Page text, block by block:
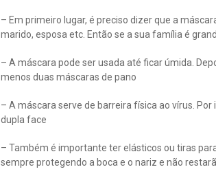
– Em primeiro lugar, é preciso dizer que a
marido, esposa etc. Então se a sua família é
– A máscara pode ser usada até ficar úmida.
menos duas máscaras de pano
– A máscara serve de barreira física ao vírus.
dupla face
– Também é importante ter elásticos ou tiras
sempre protegendo a boca e o nariz e não